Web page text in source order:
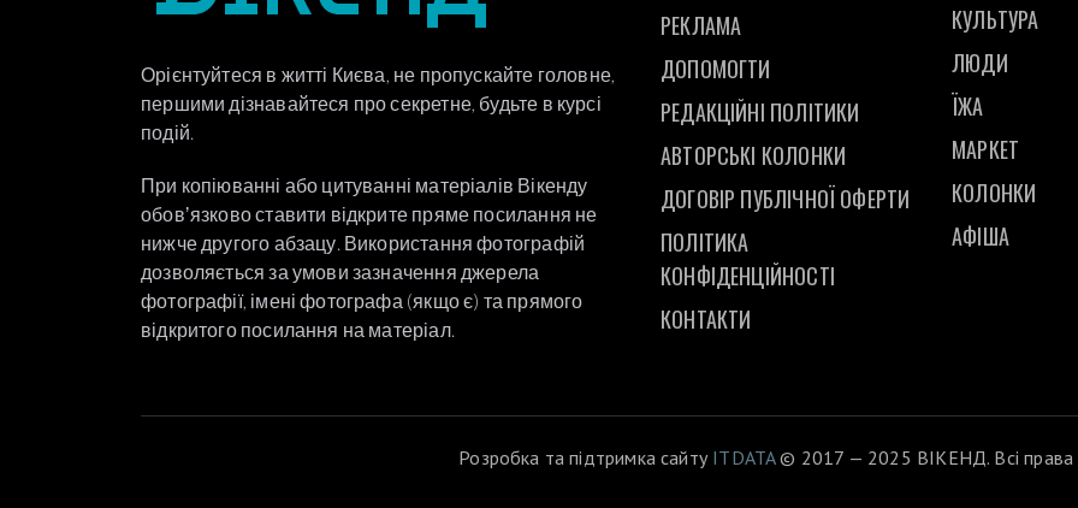
Орієнтуйтеся в житті Києва, не пропускайте головне,
першими дізнавайтеся про секретне, будьте в курсі
подій.
При копіюванні або цитуванні матеріалів Вікенду
обовʼязково ставити відкрите пряме посилання не
нижче другого абзацу. Використання фотографій
дозволяється за умови зазначення джерела
фотографії, імені фотографа (якщо є) та прямого
відкритого посилання на матеріал.
РЕКЛАМА
ДОПОМОГТИ
РЕДАКЦІЙНІ ПОЛІТИКИ
АВТОРСЬКІ КОЛОНКИ
ДОГОВІР ПУБЛІЧНОЇ ОФЕРТИ
ПОЛІТИКА
КОНФІДЕНЦІЙНОСТІ
КОНТАКТИ
КУЛЬТУРА
ЛЮДИ
ЇЖА
МАРКЕТ
КОЛОНКИ
АФІША
Розробка та підтримка сайту ITDATA© 2017 — 2025 ВІКЕНД. Всі права